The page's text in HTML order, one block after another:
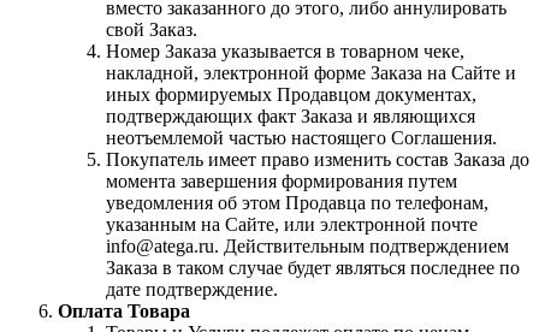
вместо заказанного до этого, либо аннулировать
свой Заказ.
Номер Заказа указывается в товарном чеке,
накладной, электронной форме Заказа на Сайте и
иных формируемых Продавцом документах,
подтверждающих факт Заказа и являющихся
неотъемлемой частью настоящего Соглашения.
Покупатель имеет право изменить состав Заказа до
момента завершения формирования путем
уведомления об этом Продавца по телефонам,
указанным на Сайте, или электронной почте
info@atega.ru. Действительным подтверждением
Заказа в таком случае будет являться последнее по
дате подтверждение.
Оплата Товара